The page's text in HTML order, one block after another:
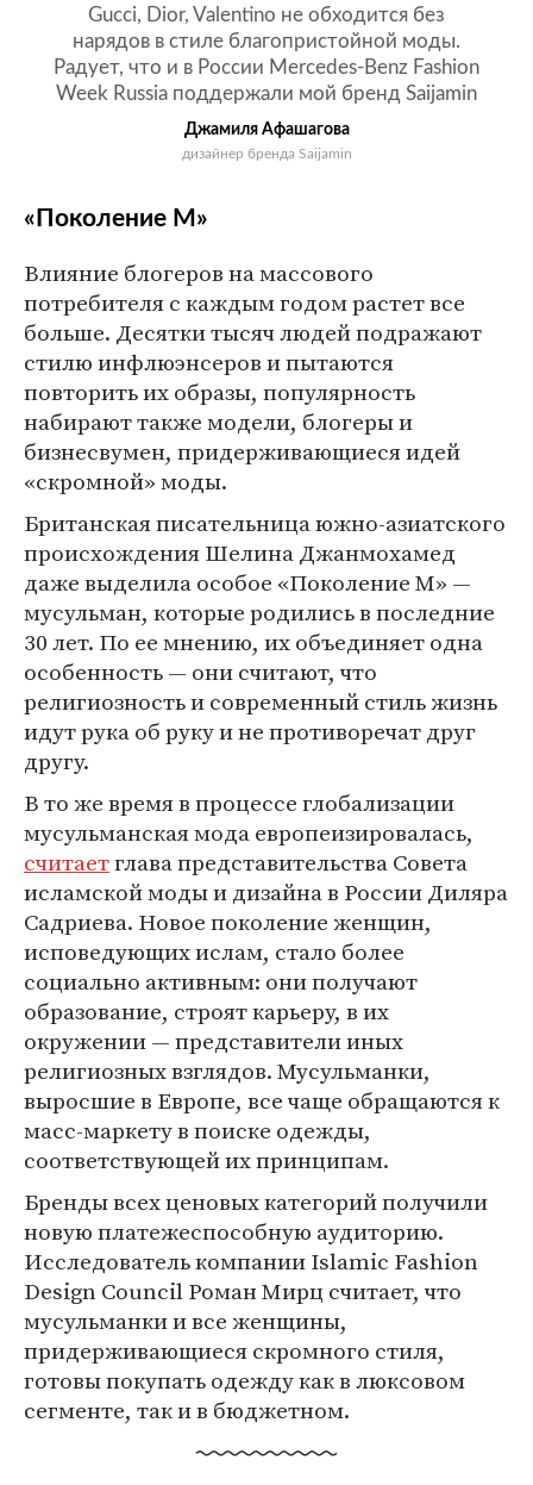
Gucci, Dior, Valentino не обходится без
нарядов в стиле благопристойной моды.
Радует, что и в России Mercedes-Benz Fashion
Week Russia поддержали мой бренд Saijamin
Джамиля Афашагова
дизайнер бренда Saijamin
«Поколение М»
Влияние блогеров на массового
потребителя с каждым годом растет все
больше. Десятки тысяч людей подражают
стилю инфлюэнсеров и пытаются
повторить их образы, популярность
набирают также модели, блогеры и
бизнесвумен, придерживающиеся идей
«скромной» моды.
Британская писательница южно-азиатского
происхождения Шелина Джанмохамед
даже выделила особое «Поколение М» —
мусульман, которые родились в последние
30 лет. По ее мнению, их объединяет одна
особенность — они считают, что
религиозность и современный стиль жизнь
идут рука об руку и не противоречат друг
другу.
В то же время в процессе глобализации
мусульманская мода европеизировалась,
считаетглава представительства Совета
исламской моды и дизайна в России Диляра
Садриева. Новое поколение женщин,
исповедующих ислам, стало более
социально активным: они получают
образование, строят карьеру, в их
окружении — представители иных
религиозных взглядов. Мусульманки,
выросшие в Европе, все чаще обращаются к
масс-маркету в поиске одежды,
соответствующей их принципам.
Бренды всех ценовых категорий получили
новую платежеспособную аудиторию.
Исследователь компании Islamic Fashion
Design Council Роман Мирц считает, что
мусульманки и все женщины,
придерживающиеся скромного стиля,
готовы покупать одежду как в люксовом
сегменте, так и в бюджетном.